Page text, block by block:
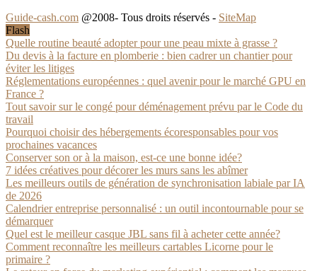
Guide-cash.com @2008- Tous droits réservés - SiteMap
Flash
Quelle routine beauté adopter pour une peau mixte à grasse ?
Du devis à la facture en plomberie : bien cadrer un chantier pour
éviter les litiges
Réglementations européennes : quel avenir pour le marché GPU en
France ?
Tout savoir sur le congé pour déménagement prévu par le Code du
travail
Pourquoi choisir des hébergements écoresponsables pour vos
prochaines vacances
Conserver son or à la maison, est-ce une bonne idée?
7 idées créatives pour décorer les murs sans les abîmer
Les meilleurs outils de génération de synchronisation labiale par IA
de 2026
Calendrier entreprise personnalisé : un outil incontournable pour se
démarquer
Quel est le meilleur casque JBL sans fil à acheter cette année?
Comment reconnaître les meilleurs cartables Licorne pour le
primaire ?